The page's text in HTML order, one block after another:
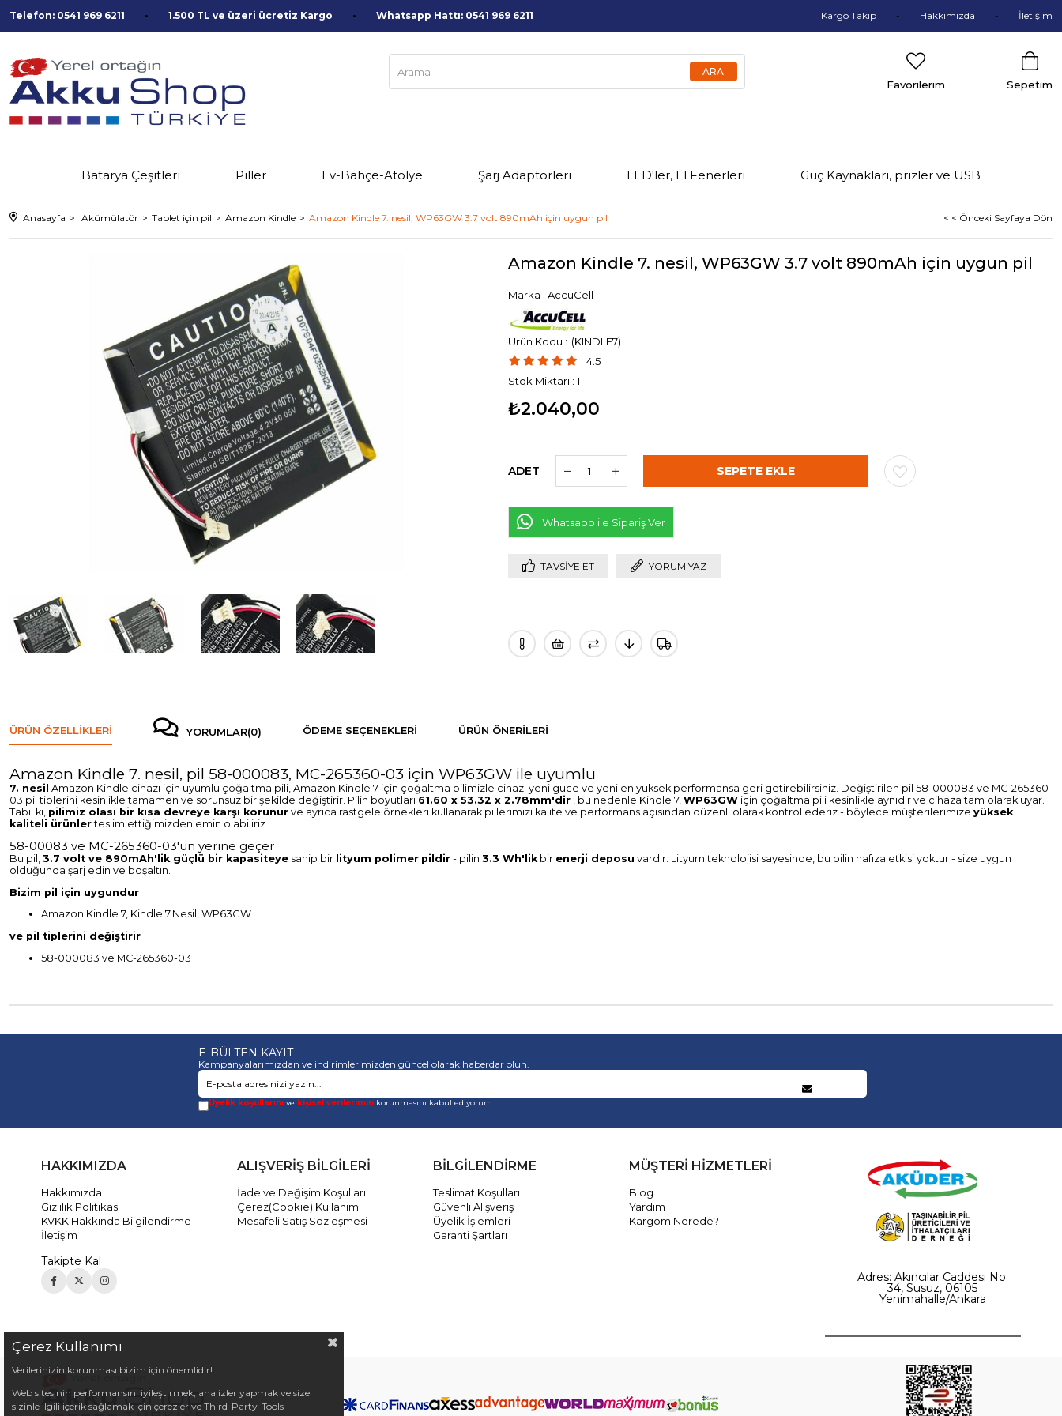
Telefon: 0541 969 6211 1.500 TL ve üzeri ücretiz Kargo Whatsapp Hattı: 0541 969 6211 Kargo Takip Hakkımızda İletişim
Sepetim
Favorilerim
Batarya Çeşitleri Piller Ev-Bahçe-Atölye Şarj Adaptörleri LED'ler, El Fenerleri Güç Kaynakları, prizler ve USB
Anasayfa Akümülatör Tablet için pil Amazon Kindle Amazon Kindle 7. nesil, WP63GW 3.7 volt 890mAh için uygun pil < < Önceki Sayfaya Dön
Amazon Kindle 7. nesil, WP63GW 3.7 volt 890mAh için uygun pil
Marka : AccuCell
(KINDLE7)
4.5
Stok Miktarı : 1
₺2.040,00
ADET
Whatsapp ile Sipariş Ver
TAVSIYE ET YORUM YAZ
ÜRÜN ÖZELLIKLERI YORUMLAR(0) ÖDEME SEÇENEKLERI ÜRÜN ÖNERILERI
Amazon Kindle 7. nesil, pil 58-000083, MC-265360-03 için WP63GW ile uyumlu
7. nesil Amazon Kindle cihazı için uyumlu çoğaltma pili, Amazon Kindle 7 için çoğaltma pilimizle cihazı yeni güce ve yeni en yüksek performansa geri getirebilirsiniz. Değiştirilen pil 58-000083 ve MC-265360-
03 pil tiplerini kesinlikle tamamen ve sorunsuz bir şekilde değiştirir. Pilin boyutları 61.60 x 53.32 x 2.78mm'dir , bu nedenle Kindle 7, WP63GW için çoğaltma pili kesinlikle aynıdır ve cihaza tam olarak uyar.
Tabii ki, pilimiz olası bir kısa devreye karşı korunur ve ayrıca rastgele örnekleri kullanarak pillerimizi kalite ve performans açısından düzenli olarak kontrol ederiz - böylece müşterilerimize yüksek
kaliteli ürünlerteslim ettiğimizden emin olabiliriz.
58-00083 ve MC-265360-03'ün yerine geçer
Bu pil, 3.7 volt ve 890mAh'lik güçlü bir kapasiteye sahip bir lityum polimer pildir - pilin 3.3 Wh'lik bir enerji deposu vardır. Lityum teknolojisi sayesinde, bu pilin hafıza etkisi yoktur - size uygun
olduğunda şarj edin ve boşaltın.
Bizim pil için uygundur
Amazon Kindle 7, Kindle 7.Nesil, WP63GW
ve pil tiplerini değiştirir
58-000083 ve MC-265360-03
E-BÜLTEN KAYIT
Kampanyalarımızdan ve indirimlerimizden güncel olarak haberdar olun.
Üyelik koşullarını ve kişisel verilerimin korunmasını kabul ediyorum.
HAKKIMIZDA
Hakkımızda
Gizlilik Politikası
KVKK Hakkında Bilgilendirme
İletişim
Takipte Kal
ALIŞVERİŞ BİLGİLERİ
İade ve Değişim Koşulları
Çerez(Cookie) Kullanımı
Mesafeli Satış Sözleşmesi
BİLGİLENDİRME
Teslimat Koşulları
Güvenli Alışveriş
Üyelik İşlemleri
Garanti Şartları
MÜŞTERİ HİZMETLERİ
Blog
Yardım
Kargom Nerede?
Adres: Akıncılar Caddesi No:
34, Susuz, 06105
Yenimahalle/Ankara
Çerez Kullanımı
Verilerinizin korunması bizim için önemlidir!
Web sitesinin performansını iyileştirmek, analizler yapmak ve size
sizinle ilgili içerik sağlamak için çerezler ve Third-Party-Tools